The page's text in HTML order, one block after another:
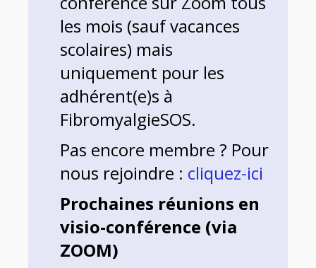
les mois (sauf vacances
scolaires) mais
uniquement pour les
adhérent(e)s à
FibromyalgieSOS.
Pas encore membre ? Pour
nous rejoindre : cliquez-ici
Prochaines réunions en
visio-conférence (via
ZOOM)